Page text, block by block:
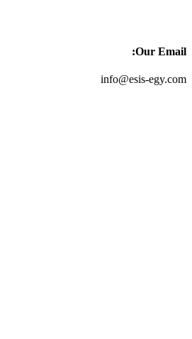
Our Email:
info@esis-egy.com